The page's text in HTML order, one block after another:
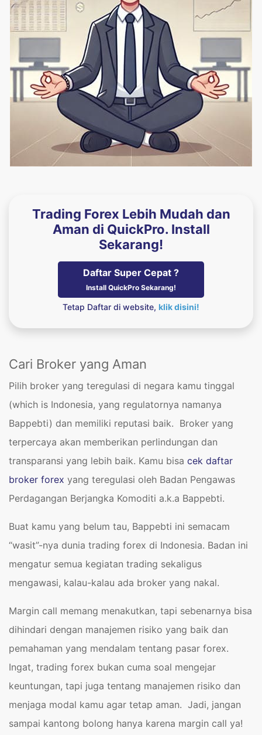
Trading Forex Lebih Mudah dan
Aman di QuickPro. Install
Sekarang!
Daftar Super Cepat ?
Install QuickPro Sekarang!
Tetap Daftar di website, klik disini!
Cari Broker yang Aman
Pilih broker yang teregulasi di negara kamu tinggal
(which is Indonesia, yang regulatornya namanya
Bappebti) dan memiliki reputasi baik. Broker yang
terpercaya akan memberikan perlindungan dan
transparansi yang lebih baik. Kamu bisa cek daftar
broker forex yang teregulasi oleh Badan Pengawas
Perdagangan Berjangka Komoditi a.k.a Bappebti.
Buat kamu yang belum tau, Bappebti ini semacam
“wasit”-nya dunia trading forex di Indonesia. Badan ini
mengatur semua kegiatan trading sekaligus
mengawasi, kalau-kalau ada broker yang nakal.
Margin call memang menakutkan, tapi sebenarnya bisa
dihindari dengan manajemen risiko yang baik dan
pemahaman yang mendalam tentang pasar forex.
Ingat, trading forex bukan cuma soal mengejar
keuntungan, tapi juga tentang manajemen risiko dan
menjaga modal kamu agar tetap aman. Jadi, jangan
sampai kantong bolong hanya karena margin call ya!